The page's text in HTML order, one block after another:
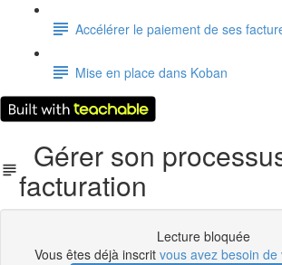
Accélérer le paiement de ses
Mise en place dans Koban
Gérer son
facturation
Lecture bloquée
Vous êtes déjà inscrit vous avez besoin